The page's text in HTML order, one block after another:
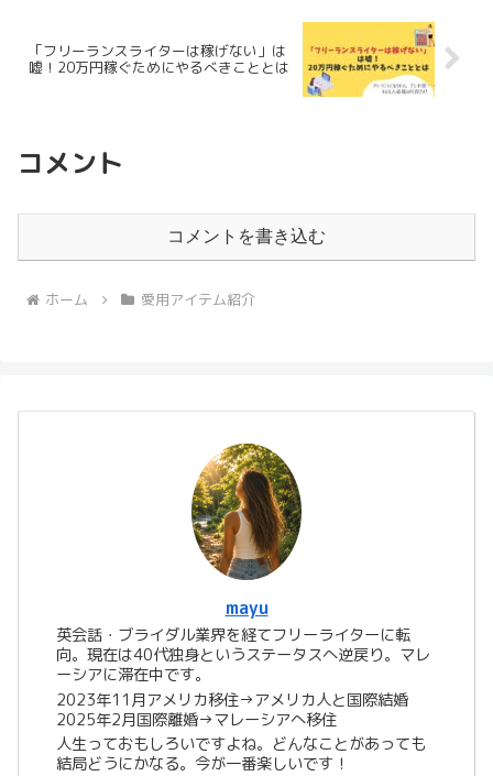
「フリーランスライターは稼げない」は
嘘！20万円稼ぐためにやるべきこととは
コメント
コメントを書き込む
ホーム 愛用アイテム紹介
mayu
英会話・ブライダル業界を経てフリーライターに転
向。現在は40代独身というステータスへ逆戻り。マレ
ーシアに滞在中です。
2023年11月アメリカ移住→アメリカ人と国際結婚
2025年2月国際離婚→マレーシアへ移住
人生っておもしろいですよね。どんなことがあっても
結局どうにかなる。今が一番楽しいです！